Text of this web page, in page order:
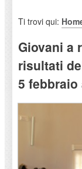
Ti trovi qui:
Giovani a
risultati
5 febbraio